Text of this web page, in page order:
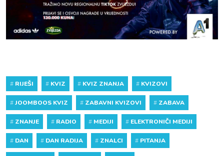
# RIJEŠI # KVIZ # KVIZ ZNANJA # KVIZOVI
#JOOMBOOS KVIZ # ZABAVNI KVIZOVI # ZABAVA
# ZNANJE # RADIO # MEDIJI # ELEKTRONIČI MEDIJI
# DAN # DAN RADIJA # ZNALCI # PITANJA